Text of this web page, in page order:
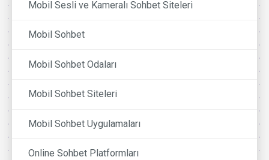
Mobil Sesli ve Kameralı Sohbet Siteleri
Mobil Sohbet
Mobil Sohbet Odaları
Mobil Sohbet Siteleri
Mobil Sohbet Uygulamaları
Online Sohbet Platformları